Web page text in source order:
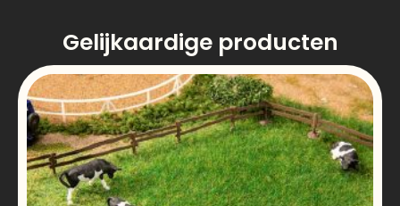
Gelijkaardige producten